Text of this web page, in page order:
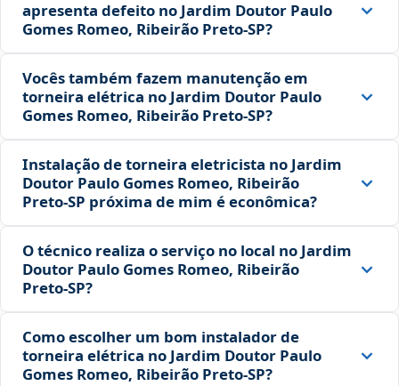
apresenta defeito no Jardim Doutor Paulo
Gomes Romeo, Ribeirão Preto‑SP?
Vocês também fazem manutenção em
torneira elétrica no Jardim Doutor Paulo
Gomes Romeo, Ribeirão Preto‑SP?
Instalação de torneira eletricista no Jardim
Doutor Paulo Gomes Romeo, Ribeirão
Preto‑SP próxima de mim é econômica?
O técnico realiza o serviço no local no Jardim
Doutor Paulo Gomes Romeo, Ribeirão
Preto‑SP?
Como escolher um bom instalador de
torneira elétrica no Jardim Doutor Paulo
Gomes Romeo, Ribeirão Preto‑SP?